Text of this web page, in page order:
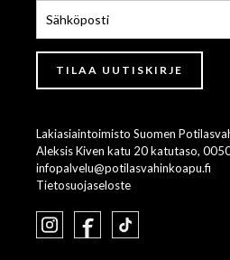
Lakiasiaintoimisto Suomen
Aleksis Kiven katu 20 katutaso,
infopalvelu@potilasvahinkoapu.fi
Tietosuojaseloste